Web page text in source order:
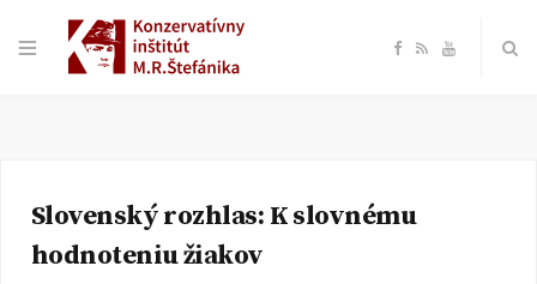
F
e
R Y
Slovenský rozhlas: K slovnému
hodnoteniu žiakov